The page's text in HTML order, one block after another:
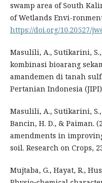
swamp area of South
of Wetlands Envi-
https://doi.org/10.20527/
Masulili, A., Sutikarini, S.,
kombinasi bioarang
amandemen di tanah
Pertanian Indonesia
Masulili, A., Sutikarini, S.,
Bancin, H. D., & Paiman.
amendments in
soil. Research on Crops,
Mujtaba, G., Hayat, R.,